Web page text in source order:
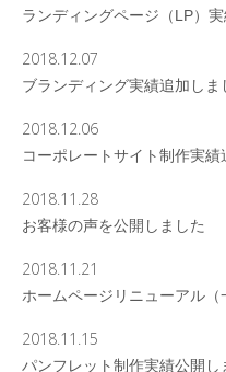
ランディングページ（LP）
2018.12.07
ブランディング実績追加しま
2018.12.06
コーポレートサイト制作実績
2018.11.28
お客様の声を公開しました
2018.11.21
ホームページリニューアル
2018.11.15
パンフレット制作実績公開し